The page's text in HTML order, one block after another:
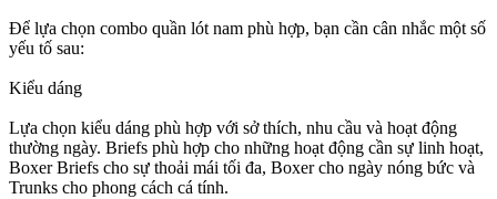
Để lựa chọn combo quần lót nam phù hợp, bạn cần cân nhắc một số
yếu tố sau:
Kiểu dáng
Lựa chọn kiểu dáng phù hợp với sở thích, nhu cầu và hoạt động
thường ngày. Briefs phù hợp cho những hoạt động cần sự linh hoạt,
Boxer Briefs cho sự thoải mái tối đa, Boxer cho ngày nóng bức và
Trunks cho phong cách cá tính.